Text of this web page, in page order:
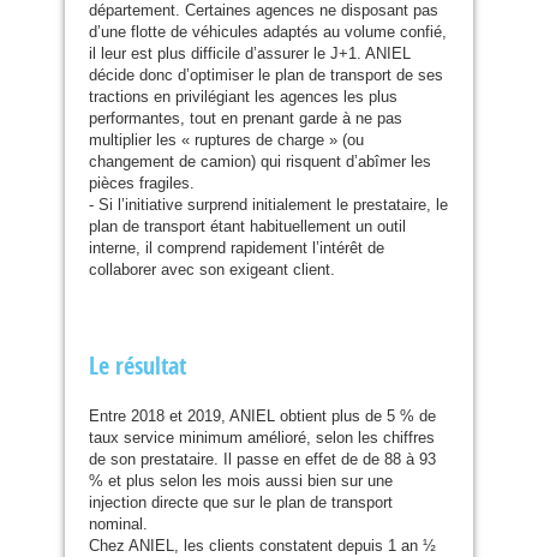
département. Certaines agences ne disposant pas
d’une flotte de véhicules adaptés au volume confié,
il leur est plus difficile d’assurer le J+1. ANIEL
décide donc d’optimiser le plan de transport de ses
tractions en privilégiant les agences les plus
performantes, tout en prenant garde à ne pas
multiplier les « ruptures de charge » (ou
changement de camion) qui risquent d’abîmer les
pièces fragiles.
- Si l’initiative surprend initialement le prestataire, le
plan de transport étant habituellement un outil
interne, il comprend rapidement l’intérêt de
collaborer avec son exigeant client.
Le résultat
Entre 2018 et 2019, ANIEL obtient plus de 5 % de
taux service minimum amélioré, selon les chiffres
de son prestataire. Il passe en effet de de 88 à 93
% et plus selon les mois aussi bien sur une
injection directe que sur le plan de transport
nominal.
Chez ANIEL, les clients constatent depuis 1 an ½